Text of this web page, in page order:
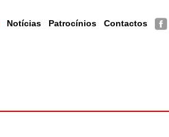
Notícias Patrocínios Contactos